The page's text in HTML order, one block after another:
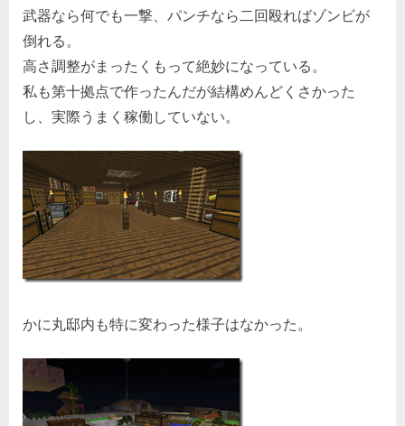
武器なら何でも一撃、パンチなら二回殴ればゾンビが
倒れる。
高さ調整がまったくもって絶妙になっている。
私も第十拠点で作ったんだが結構めんどくさかった
し、実際うまく稼働していない。
かに丸邸内も特に変わった様子はなかった。